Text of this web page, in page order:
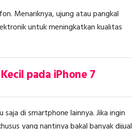
Menariknya, ujung atau pangkal
untuk meningkatkan kualitas
pada iPhone 7
di smartphone lainnya. Jika ingin